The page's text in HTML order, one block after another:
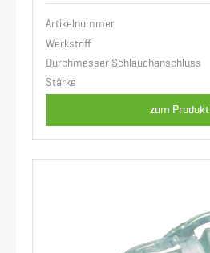
Artikelnummer
Werkstoff
Durchmesser Schlauchanschluss
Stärke
zum Produkt